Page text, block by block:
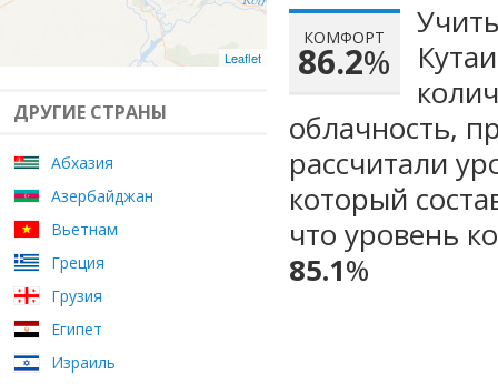
Leaflet
ДРУГИЕ СТРАНЫ
Абхазия
Азербайджан
Вьетнам
Греция
Грузия
Египет
Израиль
КОМФОРТ
86.2%
облачность,
рассчитали
который
что уровень
85.1%